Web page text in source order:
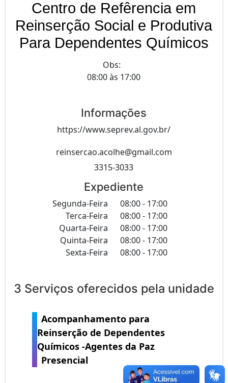
Centro de Refêrencia em
Reinserção Social e Produtiva
Para Dependentes Químicos
Obs:
08:00 às 17:00
Informações
https://www.seprev.al.gov.br/
reinsercao.acolhe@gmail.com
3315-3033
Expediente
Segunda-Feira
08:00 - 17:00
Terca-Feira
08:00 - 17:00
Quarta-Feira
08:00 - 17:00
Quinta-Feira
08:00 - 17:00
Sexta-Feira
08:00 - 17:00
3 Serviços oferecidos pela unidade
Acompanhamento para
Reinserção de Dependentes
Químicos -Agentes da Paz
Presencial